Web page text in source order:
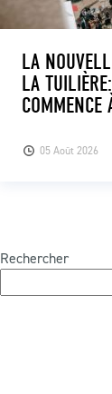
05 Août 2026
LA
LA
Rechercher